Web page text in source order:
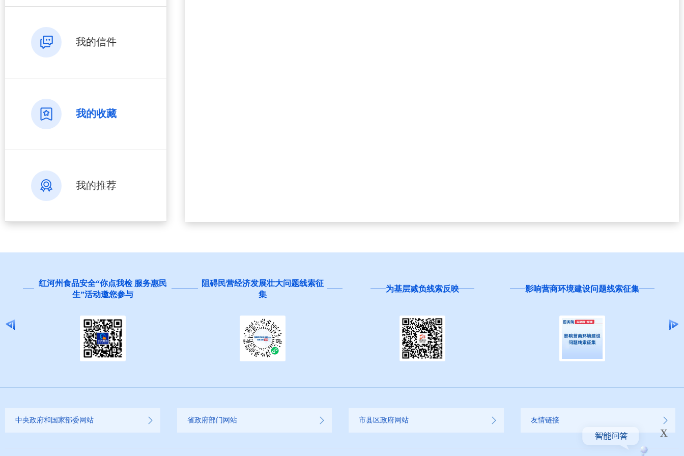
我的信件
我的收藏
我的推荐
红河州食品安全“你点我检 服务惠民
生”活动邀您参与
阻碍民营经济发展壮大问题线索征
集
为基层减负线索反映 影响营商环境建设问题线索征集
中央政府和国家部委网站 省政府部门网站 市县区政府网站 友情链接
x